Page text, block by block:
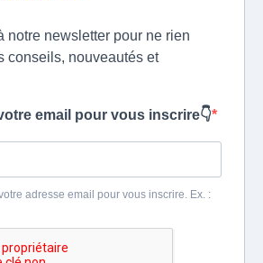
notre newsletter pour ne rien
conseils, nouveautés et
email pour vous inscrire👇
adresse email pour vous inscrire. Ex. :